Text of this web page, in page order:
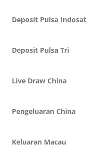
Deposit Pulsa Indosat
Deposit Pulsa Tri
Live Draw China
Pengeluaran China
Keluaran Macau